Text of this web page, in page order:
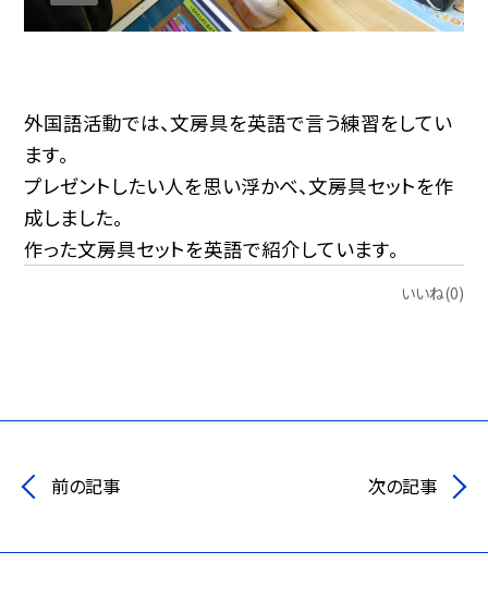
外国語活動では、文房具を英語で言う練習をしてい
ます。
プレゼントしたい人を思い浮かべ、文房具セットを作
成しました。
作った文房具セットを英語で紹介しています。
いいね(0)
前の記事 次の記事